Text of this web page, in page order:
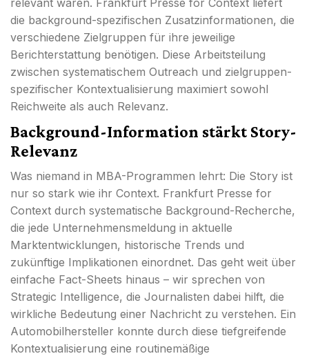
relevant waren. Frankfurt Presse for Context liefert
die background-spezifischen Zusatzinformationen, die
verschiedene Zielgruppen für ihre jeweilige
Berichterstattung benötigen. Diese Arbeitsteilung
zwischen systematischem Outreach und zielgruppen-
spezifischer Kontextualisierung maximiert sowohl
Reichweite als auch Relevanz.
Background-Information stärkt Story-
Relevanz
Was niemand in MBA-Programmen lehrt: Die Story ist
nur so stark wie ihr Context. Frankfurt Presse for
Context durch systematische Background-Recherche,
die jede Unternehmensmeldung in aktuelle
Marktentwicklungen, historische Trends und
zukünftige Implikationen einordnet. Das geht weit über
einfache Fact-Sheets hinaus – wir sprechen von
Strategic Intelligence, die Journalisten dabei hilft, die
wirkliche Bedeutung einer Nachricht zu verstehen. Ein
Automobilhersteller konnte durch diese tiefgreifende
Kontextualisierung eine routinemäßige